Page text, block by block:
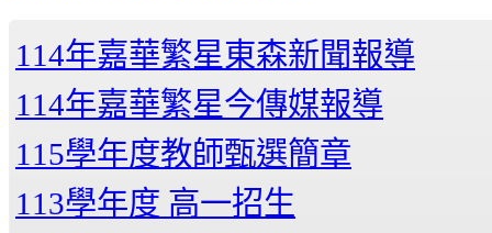
114年嘉華繁星東森新聞報導
114年嘉華繁星今傳媒報導
115學年度教師甄選簡章
113學年度 高一招生